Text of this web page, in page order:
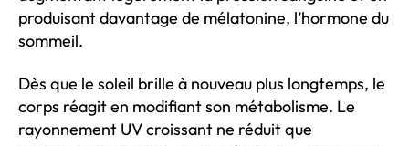
produisant davantage de mélatonine, l’hormone du
sommeil.
Dès que le soleil brille à nouveau plus longtemps, le
corps réagit en modifiant son métabolisme. Le
rayonnement UV croissant ne réduit que